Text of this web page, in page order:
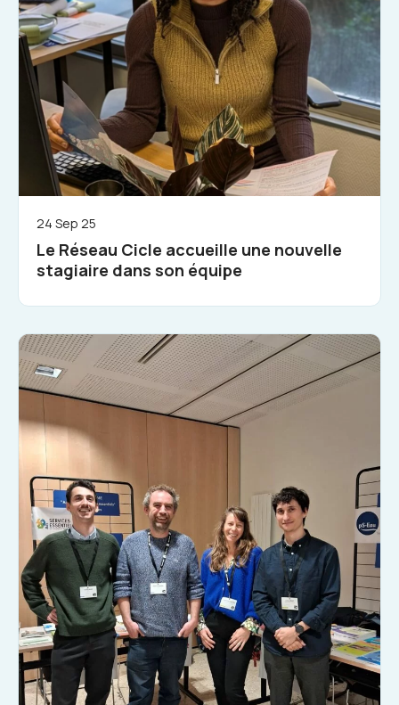
24 Sep 25
Le Réseau Cicle accueille une nouvelle
stagiaire dans son équipe